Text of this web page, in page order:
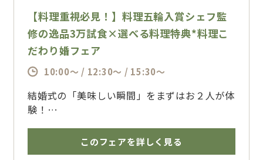
【料理重視必見！】料理五輪入賞シェフ監
修の逸品3万試食×選べる料理特典*料理こ
だわり婚フェア
10:00～ / 12:30～ / 15:30～
結婚式の「美味しい瞬間」をまずはお２人が体
験！
か)”で副料理長として腕を磨き、
技能五輪全国大会料理部門ベスト3入賞の《渡
このフェアを詳しく見る